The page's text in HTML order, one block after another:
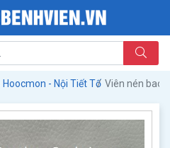
Hoocmon - Nội Tiết Tố Viên nén bao